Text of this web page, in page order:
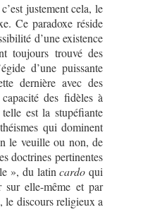
justement cela, le
Ce paradoxe réside
d’une existence
toujours trouvé des
d’une puissante
dernière avec des
des fidèles à
est la stupéfiante
qui dominent
le veuille ou non, de
doctrines pertinentes
», du latincardo qui
elle-même et par
le discours religieux a